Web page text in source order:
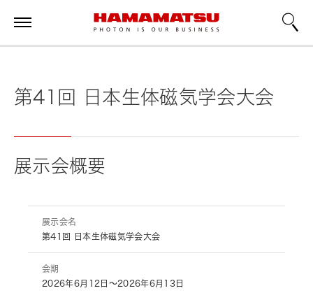
第41回 日本生体磁気学会大会
展示会概要
展示会名
第41回 日本生体磁気学会大会
会期
2026年6月12日～2026年6月13日